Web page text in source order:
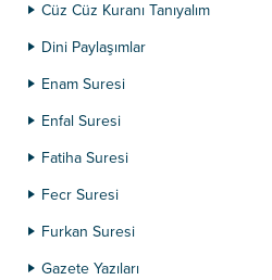
Cüz Cüz Kuranı Tanıyalım
Dini Paylaşımlar
Enam Suresi
Enfal Suresi
Fatiha Suresi
Fecr Suresi
Furkan Suresi
Gazete Yazıları